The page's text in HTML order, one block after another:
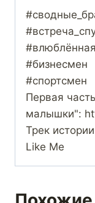
#бизнесмен
#спортсмен
Первая
малышки":
Трек
Like Me